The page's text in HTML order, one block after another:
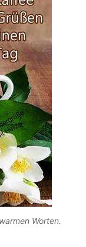
Worten.